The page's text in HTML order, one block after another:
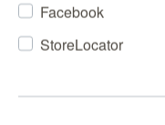
Facebook
StoreLocator